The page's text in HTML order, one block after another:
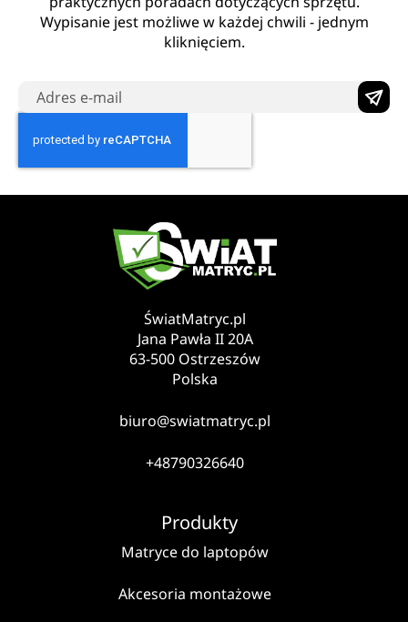
Wypisanie jest możliwe w każdej chwili - jednym
kliknięciem.
ŚwiatMatryc.pl
Jana Pawła II 20A
63-500 Ostrzeszów
Polska
biuro@swiatmatryc.pl
+48790326640
Produkty
Matryce do laptopów
Akcesoria montażowe